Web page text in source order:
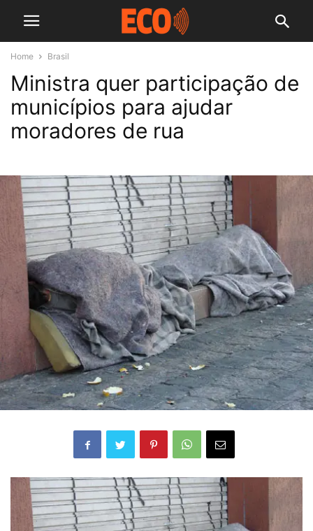
Home Brasil
Ministra quer participação de
municípios para ajudar
moradores de rua